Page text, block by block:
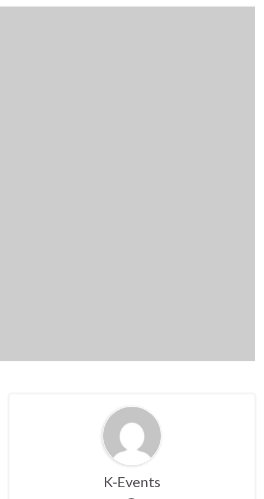
K-Events